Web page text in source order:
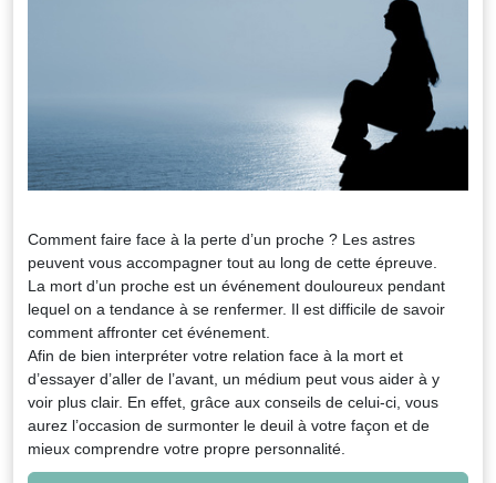
Comment faire face à la perte d’un proche ? Les astres
peuvent vous accompagner tout au long de cette épreuve.
La mort d’un proche est un événement douloureux pendant
lequel on a tendance à se renfermer. Il est difficile de savoir
comment affronter cet événement.
Afin de bien interpréter votre relation face à la mort et
d’essayer d’aller de l’avant, un médium peut vous aider à y
voir plus clair. En effet, grâce aux conseils de celui-ci, vous
aurez l’occasion de surmonter le deuil à votre façon et de
mieux comprendre votre propre personnalité.